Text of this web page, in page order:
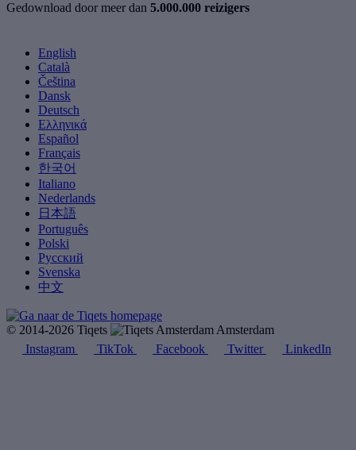
Gedownload door meer dan 5.000.000 reizigers
English
Català
Čeština
Dansk
Deutsch
Ελληνικά
Español
Français
한국어
Italiano
Nederlands
日本語
Português
Polski
Русский
Svenska
中文
© 2014-2026 Tiqets
Amsterdam
Instagram
TikTok Facebook Twitter LinkedIn